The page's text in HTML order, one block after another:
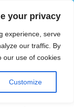
your privacy
experience, serve
our traffic. By
our use of cookies.
Customize
הוטצימר
חופשה
אילת 10/03/2018